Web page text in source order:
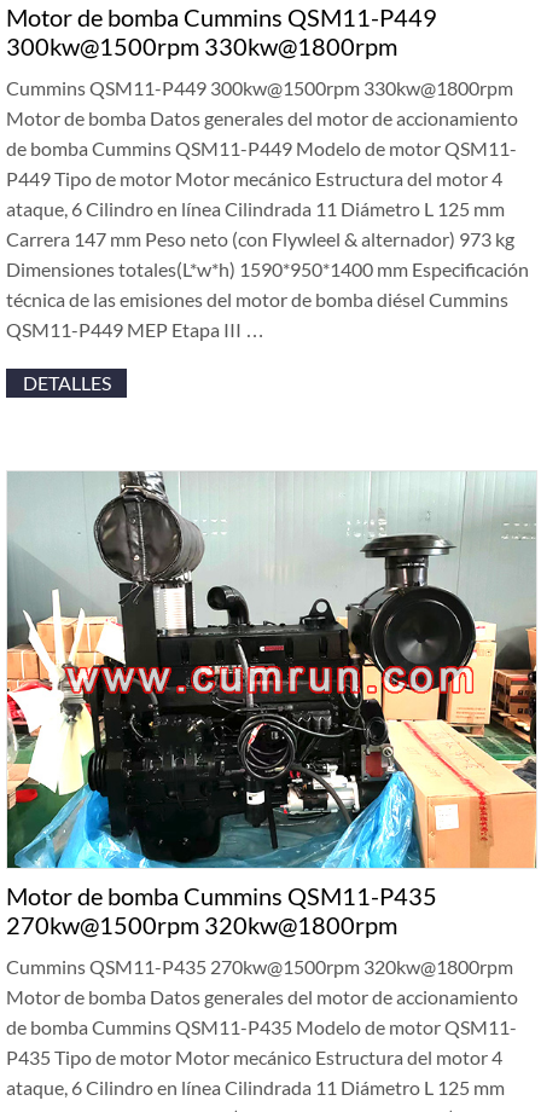
Motor de bomba Cummins QSM11-P449
300kw@1500rpm 330kw@1800rpm
Cummins QSM11-P449 300kw@1500rpm 330kw@1800rpm
Motor de bomba Datos generales del motor de accionamiento
de bomba Cummins QSM11-P449 Modelo de motor QSM11-
P449 Tipo de motor Motor mecánico Estructura del motor 4
ataque, 6 Cilindro en línea Cilindrada 11 Diámetro L 125 mm
Carrera 147 mm Peso neto (con Flywleel & alternador) 973 kg
Dimensiones totales(L*w*h) 1590*950*1400 mm Especificación
técnica de las emisiones del motor de bomba diésel Cummins
QSM11-P449 MEP Etapa III …
DETALLES
Motor de bomba Cummins QSM11-P435
270kw@1500rpm 320kw@1800rpm
Cummins QSM11-P435 270kw@1500rpm 320kw@1800rpm
Motor de bomba Datos generales del motor de accionamiento
de bomba Cummins QSM11-P435 Modelo de motor QSM11-
P435 Tipo de motor Motor mecánico Estructura del motor 4
ataque, 6 Cilindro en línea Cilindrada 11 Diámetro L 125 mm